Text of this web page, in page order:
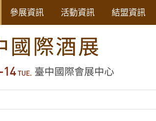
參展資訊 活動資訊 結盟資訊